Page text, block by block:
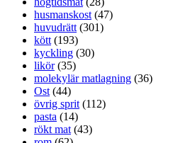
husmanskost (47)
huvudrätt (301)
kött (193)
kyckling (30)
likör(35)
molekylär matlagning (36)
Ost (44)
övrig sprit (112)
pasta (14)
rökt mat (43)